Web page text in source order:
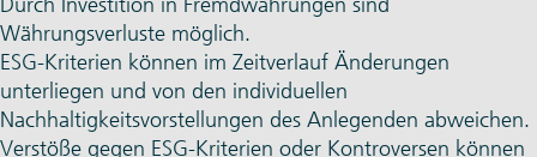
Durch Investition in Fremdwährungen sind
Währungsverluste möglich.
ESG-Kriterien können im Zeitverlauf Änderungen
unterliegen und von den individuellen
Nachhaltigkeitsvorstellungen des Anlegenden abweichen.
Verstöße gegen ESG-Kriterien oder Kontroversen können